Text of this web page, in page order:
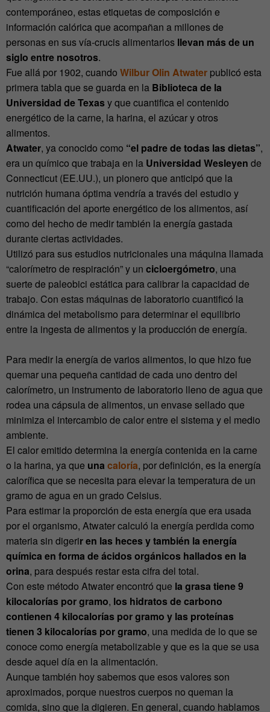
contemporáneo, estas etiquetas de composición e
información calórica que acompañan a millones de
personas en sus vía-crucis alimentarios llevan más de un
siglo entre nosotros.
Fue allá por 1902, cuando Wilbur Olin Atwater publicó esta
primera tabla que se guarda en la Biblioteca de la
Universidad de Texasy que cuantifica el contenido
energético de la carne, la harina, el azúcar y otros
alimentos.
Atwater, ya conocido como “el padre de todas las dietas”,
era un químico que trabaja en la Universidad Wesleyen de
Connecticut (EE.UU.), un pionero que anticipó que la
nutrición humana óptima vendría a través del estudio y
cuantificación del aporte energético de los alimentos, así
como del hecho de medir también la energía gastada
durante ciertas actividades.
Utilizó para sus estudios nutricionales una máquina llamada
“calorímetro de respiración” y un cicloergómetro, una
suerte de paleobici estática para calibrar la capacidad de
trabajo. Con estas máquinas de laboratorio cuantificó la
dinámica del metabolismo para determinar el equilibrio
entre la ingesta de alimentos y la producción de energía.
Para medir la energía de varios alimentos, lo que hizo fue
quemar una pequeña cantidad de cada uno dentro del
calorímetro, un instrumento de laboratorio lleno de agua que
rodea una cápsula de alimentos, un envase sellado que
minimiza el intercambio de calor entre el sistema y el medio
ambiente.
El calor emitido determina la energía contenida en la carne
o la harina, ya que una caloría, por definición, es la energía
calorífica que se necesita para elevar la temperatura de un
gramo de agua en un grado Celsius.
Para estimar la proporción de esta energía que era usada
por el organismo, Atwater calculó la energía perdida como
materia sin digerir en las heces y también la energía
química en forma de ácidos orgánicos hallados en la
orina, para después restar esta cifra del total.
Con este método Atwater encontró que la grasa tiene 9
kilocalorías por gramo, los hidratos de carbono
contienen 4 kilocalorías por gramo y las proteínas
tienen 3 kilocalorías por gramo, una medida de lo que se
conoce como energía metabolizable y que es la que se usa
desde aquel día en la alimentación.
Aunque también hoy sabemos que esos valores son
aproximados, porque nuestros cuerpos no queman la
comida, sino que la digieren. En general, cuando hablamos